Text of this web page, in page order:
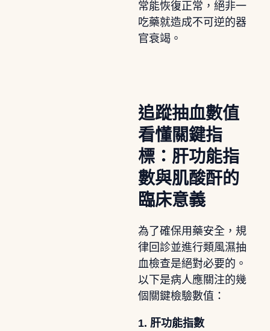
常能恢復正常，絕非一
吃藥就造成不可逆的器
官衰竭。
追蹤抽血數值
看懂關鍵指
標：肝功能指
數與肌酸酐的
臨床意義
為了確保用藥安全，規
律回診並進行類風濕抽
血檢查是絕對必要的。
以下是病人應關注的幾
個關鍵檢驗數值：
1. 肝功能指數